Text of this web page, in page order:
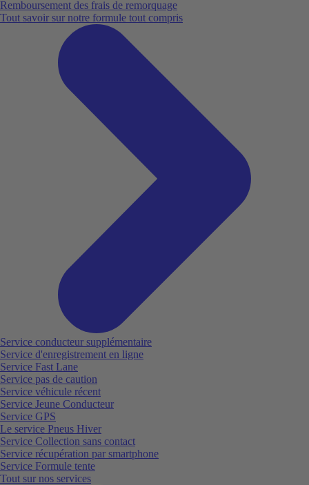
Remboursement des frais de remorquage
Tout savoir sur notre formule tout compris
Service conducteur supplémentaire
Service d'enregistrement en ligne
Service Fast Lane
Service pas de caution
Service véhicule récent
Service Jeune Conducteur
Service GPS
Le service Pneus Hiver
Service Collection sans contact
Service récupération par smartphone
Service Formule tente
Tout sur nos services